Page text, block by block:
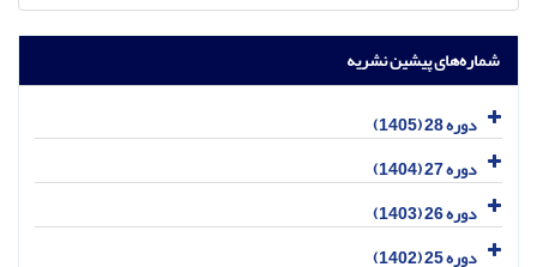
شماره‌های پیشین نشریه
دوره 28 (1405)
دوره 27 (1404)
دوره 26 (1403)
دوره 25 (1402)